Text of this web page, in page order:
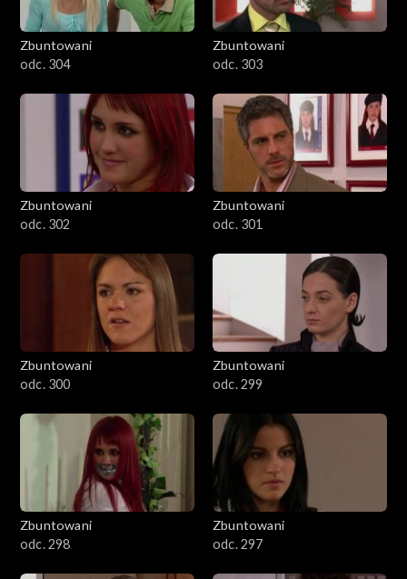
Zbuntowani
odc. 304
Zbuntowani
odc. 303
Zbuntowani
odc. 302
Zbuntowani
odc. 301
Zbuntowani
odc. 300
Zbuntowani
odc. 299
Zbuntowani
odc. 298
Zbuntowani
odc. 297